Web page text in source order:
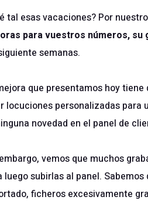
tal esas vacaciones? Por
para vuestros números, su
semanas.
que presentamos hoy
locuciones personalizadas para
novedad en el panel de
vemos que muchos
luego subirlas al panel.
ficheros excesivamente